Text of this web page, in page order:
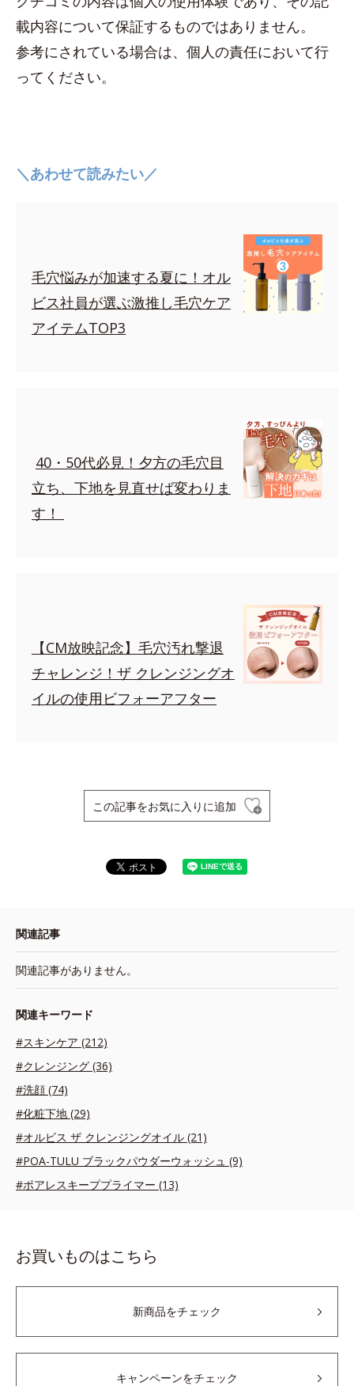
載内容について保証するものではありません。
参考にされている場合は、個人の責任において行
ってください。
＼あわせて読みたい／
毛穴悩みが加速する夏に！オル
ビス社員が選ぶ激推し毛穴ケア
アイテムTOP3
40・50代必見！夕方の毛穴目
立ち、下地を見直せば変わりま
す！
【CM放映記念】毛穴汚れ撃退
チャレンジ！ザ クレンジングオ
イルの使用ビフォーアフター
この記事をお気に入りに追加
関連記事
関連記事がありません。
関連キーワード
#スキンケア (212)
#クレンジング (36)
#洗顔 (74)
#化粧下地 (29)
#オルビス ザ クレンジングオイル (21)
#POA-TULU ブラックパウダーウォッシュ (9)
#ポアレスキーププライマー (13)
お買いものはこちら
新商品をチェック
キャンペーンをチェック